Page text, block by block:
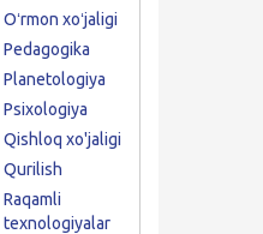
Oʻrmon xoʻjaligi
Pedagogika
Planetologiya
Psixologiya
Qishloq xo'jaligi
Qurilish
Raqamli
texnologiyalar